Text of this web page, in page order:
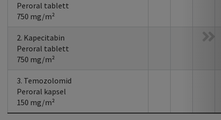
Peroral tablett
750 mg/m²
2. Kapecitabin
Peroral tablett
750 mg/m²
3. Temozolomid
Peroral kapsel
150 mg/m²